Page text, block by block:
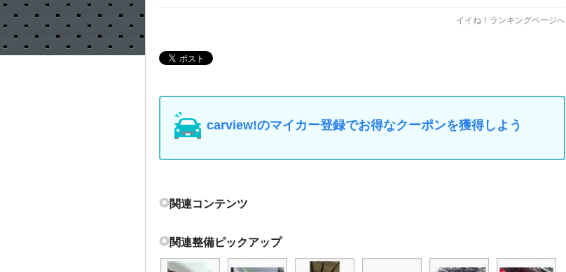
イイね！ランキングページへ
carview!のマイカー登録でお得なクーポンを獲得しよう
関連コンテンツ
関連整備ピックアップ